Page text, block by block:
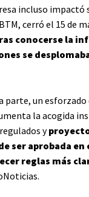
incluso impactó
cerró el 15 de
conocerse la
se
parte, un
la acogida
y
ser aprobada
reglas más